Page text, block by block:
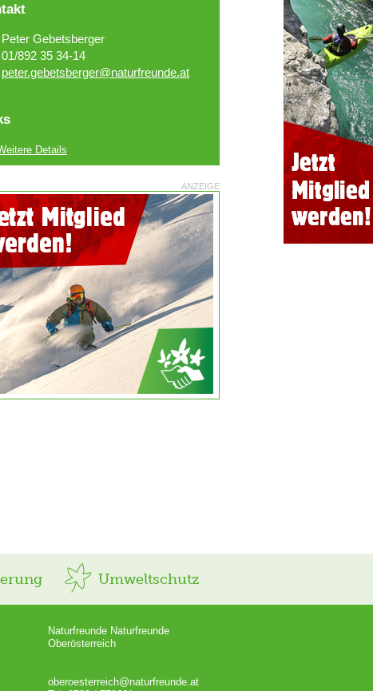
Peter Gebetsberger
01/892 35 34-14
peter.gebetsberger@naturfreunde.at
Details
ANZEIGE
Umweltschutz
Naturfreunde Naturfreunde
Oberösterreich
oberoesterreich@naturfreunde.at